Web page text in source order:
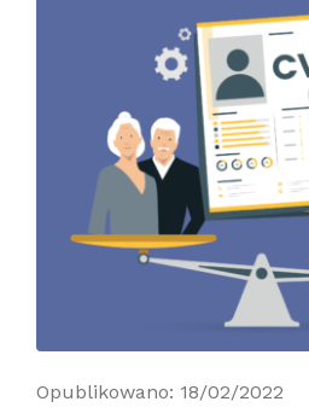
Opublikowano: 18/02/2022